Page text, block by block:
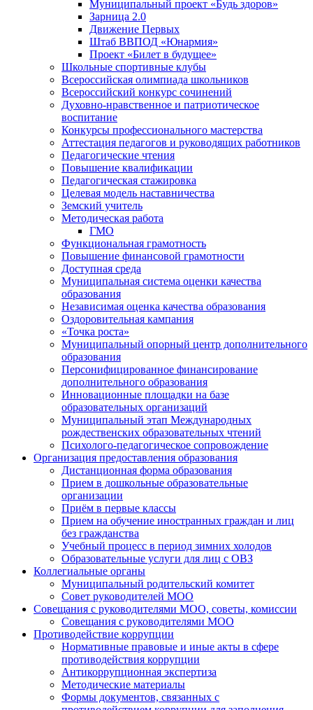
Муниципальный проект «Будь здоров»
Зарница 2.0
Движение Первых
Штаб ВВПОД «Юнармия»
Проект «Билет в будущее»
Школьные спортивные клубы
Всероссийская олимпиада школьников
Всероссийский конкурс сочинений
Духовно-нравственное и патриотическое
воспитание
Конкурсы профессионального мастерства
Аттестация педагогов и руководящих работников
Педагогические чтения
Повышение квалификации
Педагогическая стажировка
Целевая модель наставничества
Земский учитель
Методическая работа
ГМО
Функциональная грамотность
Повышение финансовой грамотности
Доступная среда
Муниципальная система оценки качества
образования
Независимая оценка качества образования
Оздоровительная кампания
«Точка роста»
Муниципальный опорный центр дополнительного
образования
Персонифицированное финансирование
дополнительного образования
Инновационные площадки на базе
образовательных организаций
Муниципальный этап Международных
рождественских образовательных чтений
Психолого-педагогическое сопровождение
Организация предоставления образования
Дистанционная форма образования
Прием в дошкольные образовательные
организации
Приём в первые классы
Прием на обучение иностранных граждан и лиц
без гражданства
Учебный процесс в период зимних холодов
Образовательные услуги для лиц с ОВЗ
Коллегиальные органы
Муниципальный родительский комитет
Совет руководителей МОО
Совещания с руководителями МОО, советы, комиссии
Совещания с руководителями МОО
Противодействие коррупции
Нормативные правовые и иные акты в сфере
противодействия коррупции
Антикоррупционная экспертиза
Методические материалы
Формы документов, связанных с